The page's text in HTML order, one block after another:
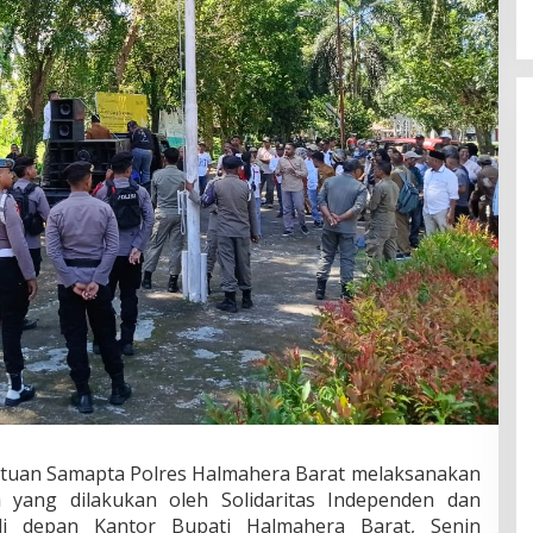
Samapta Polres Halmahera Barat melaksanakan
dilakukan oleh Solidaritas Independen dan
depan Kantor Bupati Halmahera Barat, Senin